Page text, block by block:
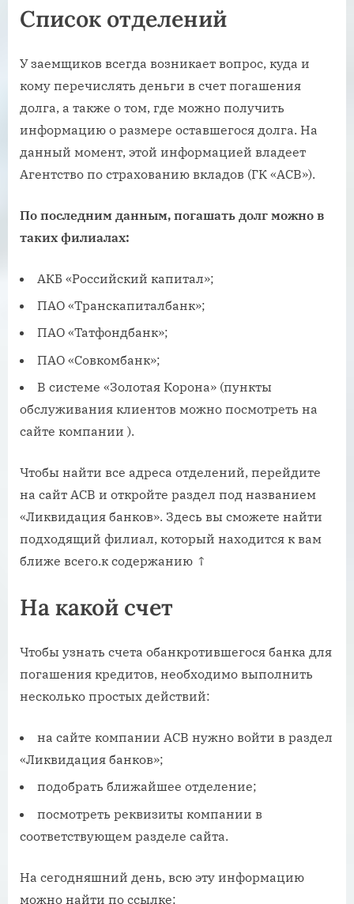
Список отделений
У заемщиков всегда возникает вопрос, куда и
кому перечислять деньги в счет погашения
долга, а также о том, где можно получить
информацию о размере оставшегося долга. На
данный момент, этой информацией владеет
Агентство по страхованию вкладов (ГК «АСВ»).
По последним данным, погашать долг можно в
таких филиалах:
АКБ «Российский капитал»;
ПАО «Транскапиталбанк»;
ПАО «Татфондбанк»;
ПАО «Совкомбанк»;
В системе «Золотая Корона» (пункты
обслуживания клиентов можно посмотреть на
сайте компании ).
Чтобы найти все адреса отделений, перейдите
на сайт АСВ и откройте раздел под названием
«Ликвидация банков». Здесь вы сможете найти
подходящий филиал, который находится к вам
ближе всего.к содержанию ↑
На какой счет
Чтобы узнать счета обанкротившегося банка для
погашения кредитов, необходимо выполнить
несколько простых действий:
на сайте компании АСВ нужно войти в раздел
«Ликвидация банков»;
подобрать ближайшее отделение;
посмотреть реквизиты компании в
соответствующем разделе сайта.
На сегодняшний день, всю эту информацию
можно найти по ссылке: